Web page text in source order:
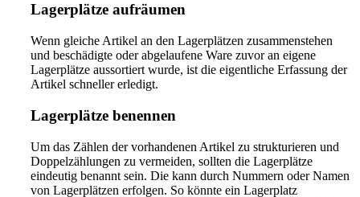
Lagerplätze aufräumen
Wenn gleiche Artikel an den Lagerplätzen zusammenstehen
und beschädigte oder abgelaufene Ware zuvor an eigene
Lagerplätze aussortiert wurde, ist die eigentliche Erfassung der
Artikel schneller erledigt.
Lagerplätze benennen
Um das Zählen der vorhandenen Artikel zu strukturieren und
Doppelzählungen zu vermeiden, sollten die Lagerplätze
eindeutig benannt sein. Die kann durch Nummern oder Namen
von Lagerplätzen erfolgen. So könnte ein Lagerplatz